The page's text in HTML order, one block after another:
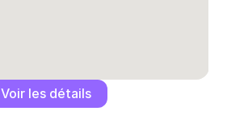
Voir les détails